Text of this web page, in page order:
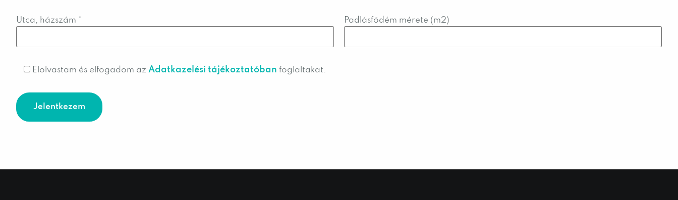
Utca, házszám * Padlásfödém mérete (m2)
Elolvastam és elfogadom az Adatkazelési tájékoztatóban foglaltakat.